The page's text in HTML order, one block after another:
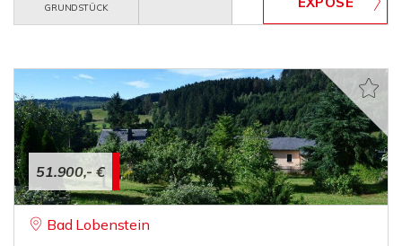
GRUNDSTÜCK
51.900,- €
Bad Lobenstein